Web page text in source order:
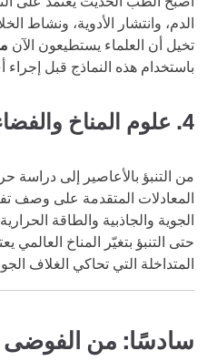
الدم، وانتشار الأدوية، ونشاط
تخيل أن العلماء يستطيعون الآن
باستخدام هذه النماذج قبل
4. علوم المناخ
من التنبؤ بالأعاصير إلى دراسة
المعادلات المتقدمة على وصف
الجوية والجاذبية والطاقة
حتى التنبؤ بتغيّر المناخ العالمي
المتداخلة التي تحاكي الغلاف
سادسًا: من الفوضى